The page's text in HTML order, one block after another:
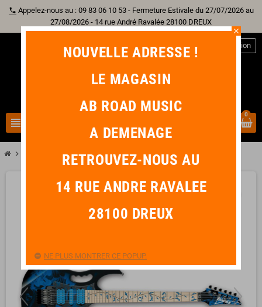
phone Appelez-nous au : 09 83 06 10 53 - Fermeture Estivale du 27/07/2026 au
27/08/2026 - 14 rue André Ravalée 28100 DREUX
view_headline
Connexion
0
chevron_right IBANEZ JEM77P-BFP PREMIUM STEVE VAI BLUE FLORAL PATTERN
close
NOUVELLE ADRESSE !
LE MAGASIN
AB ROAD MUSIC
A DEMENAGE
RETROUVEZ-NOUS AU
14 RUE ANDRE RAVALEE
28100 DREUX
NE PLUS MONTRER CE POPUP.